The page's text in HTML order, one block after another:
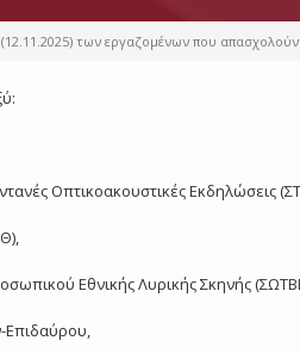
των εργαζομένων που
Οπτικοακουστικές Εκδηλώσεις
Εθνικής Λυρικής Σκηνής
Επιδαύρου,